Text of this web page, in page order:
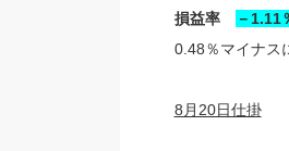
損益率
－1.11
0.48％マイナス
8月20日仕掛